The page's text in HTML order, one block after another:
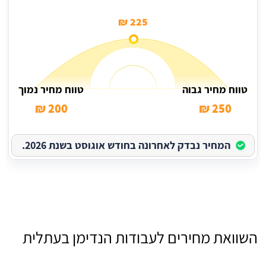
225 ₪
טווח מחיר גבוה
250 ₪
טווח מחיר נמוך
200 ₪
המחיר נבדק לאחרונה בחודש אוגוסט בשנת 2026.
השוואת מחירים לעבודות הנדימן בעתלית